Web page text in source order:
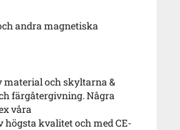
andra magnetiska
och skyltarna &
färgåtergivning. Några
våra
kvalitet och med CE-